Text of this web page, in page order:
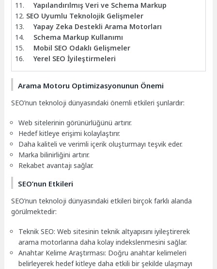
Yapılandırılmış Veri ve Schema Markup
SEO Uyumlu Teknolojik Gelişmeler
Yapay Zeka Destekli Arama Motorları
Schema Markup Kullanımı
Mobil SEO Odaklı Gelişmeler
Yerel SEO İyileştirmeleri
Arama Motoru Optimizasyonunun Önemi
SEO’nun teknoloji dünyasındaki önemli etkileri şunlardır:
Web sitelerinin görünürlüğünü artırır.
Hedef kitleye erişimi kolaylaştırır.
Daha kaliteli ve verimli içerik oluşturmayı teşvik eder.
Marka bilinirliğini artırır.
Rekabet avantajı sağlar.
SEO’nun Etkileri
SEO’nun teknoloji dünyasındaki etkileri birçok farklı alanda
görülmektedir:
Teknik SEO: Web sitesinin teknik altyapısını iyileştirerek
arama motorlarına daha kolay indekslenmesini sağlar.
Anahtar Kelime Araştırması: Doğru anahtar kelimeleri
belirleyerek hedef kitleye daha etkili bir şekilde ulaşmayı